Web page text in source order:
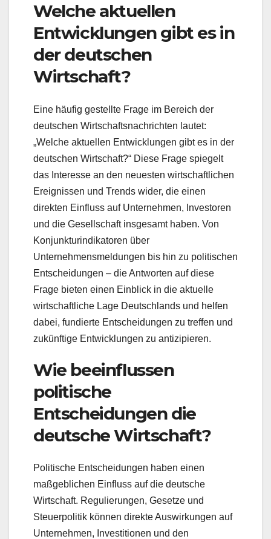
Welche aktuellen
Entwicklungen gibt es in
der deutschen
Wirtschaft?
Eine häufig gestellte Frage im Bereich der
deutschen Wirtschaftsnachrichten lautet:
„Welche aktuellen Entwicklungen gibt es in der
deutschen Wirtschaft?“ Diese Frage spiegelt
das Interesse an den neuesten wirtschaftlichen
Ereignissen und Trends wider, die einen
direkten Einfluss auf Unternehmen, Investoren
und die Gesellschaft insgesamt haben. Von
Konjunkturindikatoren über
Unternehmensmeldungen bis hin zu politischen
Entscheidungen – die Antworten auf diese
Frage bieten einen Einblick in die aktuelle
wirtschaftliche Lage Deutschlands und helfen
dabei, fundierte Entscheidungen zu treffen und
zukünftige Entwicklungen zu antizipieren.
Wie beeinflussen
politische
Entscheidungen die
deutsche Wirtschaft?
Politische Entscheidungen haben einen
maßgeblichen Einfluss auf die deutsche
Wirtschaft. Regulierungen, Gesetze und
Steuerpolitik können direkte Auswirkungen auf
Unternehmen, Investitionen und den